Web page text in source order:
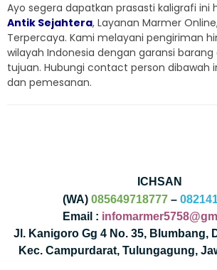
Ayo segera dapatkan prasasti kaligrafi ini
Antik Sejahtera, Layanan Marmer
Terpercaya. Kami melayani pengiriman
wilayah Indonesia dengan garansi
tujuan. Hubungi contact person dibawah
dan pemesanan.
ICHSAN
(WA) 085649718777–
Email :
Jl. Kanigoro Gg 4 No. 35, Blumbang,
Kec. Campurdarat, Tulungagung,